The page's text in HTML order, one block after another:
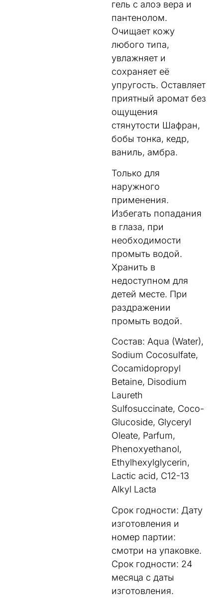
гель с алоэ вера и
пантенолом.
Очищает кожу
любого типа,
увлажняет и
сохраняет её
упругость. Оставляет
приятный аромат без
ощущения
стянутости Шафран,
бобы тонка, кедр,
ваниль, амбра.
Только для
наружного
применения.
Избегать попадания
в глаза, при
необходимости
промыть водой.
Хранить в
недоcтупном для
детей месте. При
раздражении
промыть водой.
Состав: Aqua (Water),
Sodium Cocosulfate,
Cocamidopropyl
Betaine, Disodium
Laureth
Sulfosuccinate, Coco-
Glucoside, Glyceryl
Oleate, Parfum,
Phenoxyethanol,
Ethylhexylglycerin,
Lactic acid, C12-13
Alkyl Lacta
Срок годности: Дату
изготовления и
номер партии:
смотри на упаковке.
Срок годности: 24
месяца с даты
изготовления.